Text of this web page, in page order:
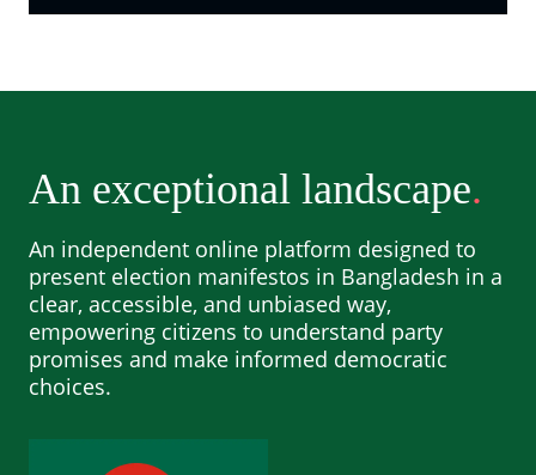
An exceptional landscape
An independent online platform designed to
present election manifestos in Bangladesh in a
clear, accessible, and unbiased way,
empowering citizens to understand party
promises and make informed democratic
choices.